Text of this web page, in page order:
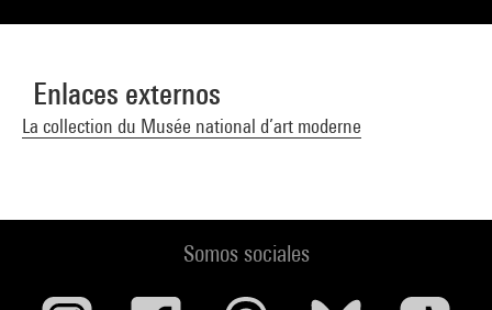
Enlaces externos
La collection du Musée national d’art moderne
Somos sociales